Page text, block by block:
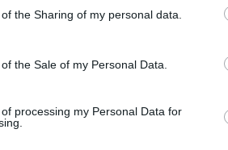
the Sharing of my personal data.
the Sale of my Personal Data.
processing my Personal Data for